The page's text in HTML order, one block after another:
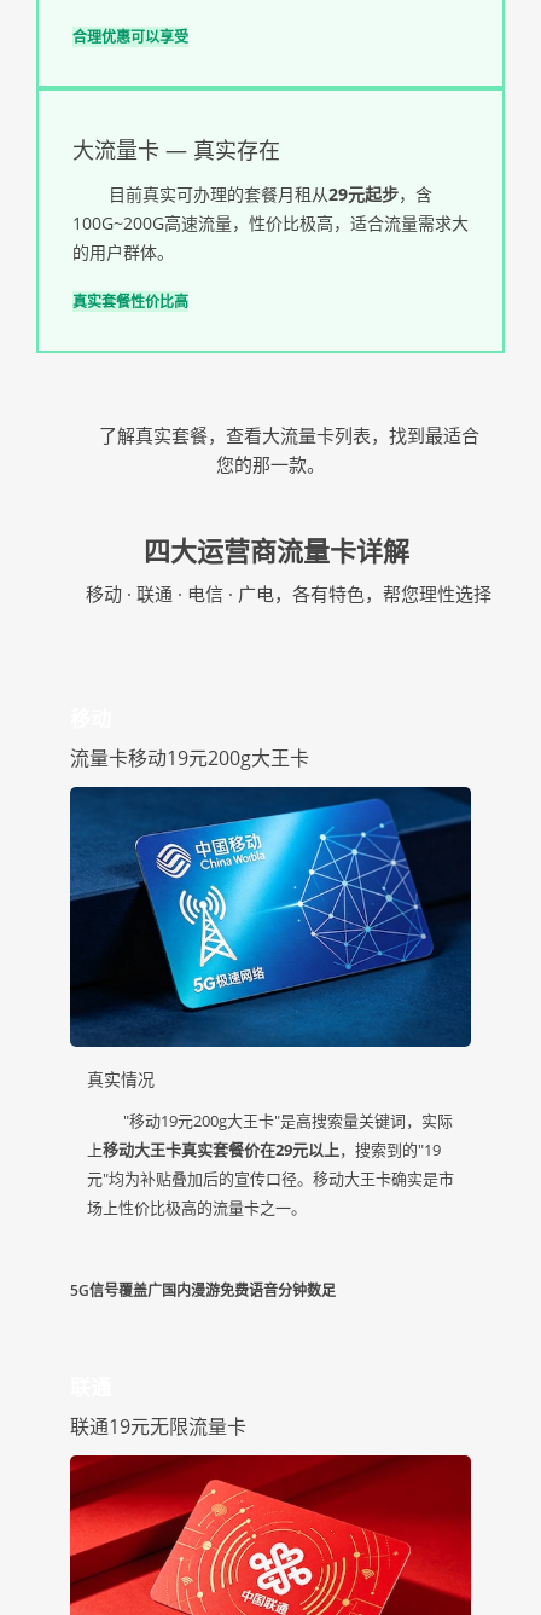
合理优惠可以享受
大流量卡 — 真实存在
目前真实可办理的套餐月租从29元起步，含
100G~200G高速流量，性价比极高，适合流量需求大
的用户群体。
真实套餐性价比高
了解真实套餐，查看大流量卡列表，找到最适合
您的那一款。
四大运营商流量卡详解
移动 · 联通 · 电信 · 广电，各有特色，帮您理性选择
流量卡移动19元200g大王卡
真实情况
"移动19元200g大王卡"是高搜索量关键词，实际
上移动大王卡真实套餐价在29元以上，搜索到的"19
元"均为补贴叠加后的宣传口径。移动大王卡确实是市
场上性价比极高的流量卡之一。
5G信号覆盖广国内漫游免费语音分钟数足
联通19元无限流量卡